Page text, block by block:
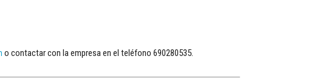
o contactar con la empresa en el teléfono 690280535.